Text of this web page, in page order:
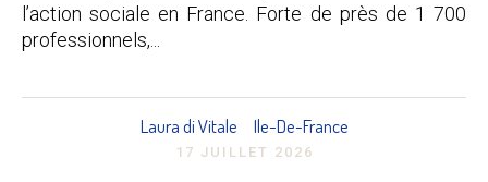
l’action sociale en France. Forte de près de 1 700
professionnels,...
Laura di Vitale Ile-De-France
17 JUILLET 2026